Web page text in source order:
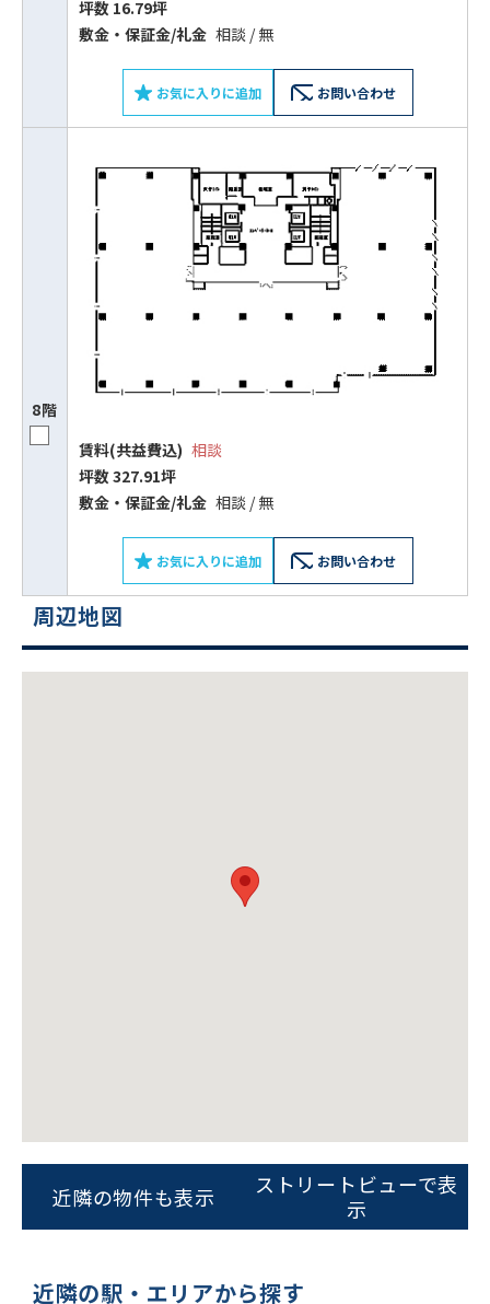
坪数 16.79坪
敷⾦‧保証⾦/礼⾦ 相談 / 無
お気に入りに追加 お問い合わせ
8階
賃料(共益費込) 相談
坪数 327.91坪
敷⾦‧保証⾦/礼⾦ 相談 / 無
お気に入りに追加 お問い合わせ
スムーズにご案内できます
0120-620-213
平日 9:00〜18:00
電話でお問い合わせ
フォームでお問い合わせ
周辺地図
近隣の物件も表示
ストリートビューで表
示
近隣の駅・エリアから探す